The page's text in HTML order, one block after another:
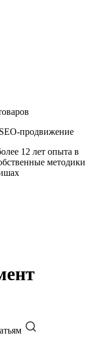
продвижение
12 лет опыта в
методики